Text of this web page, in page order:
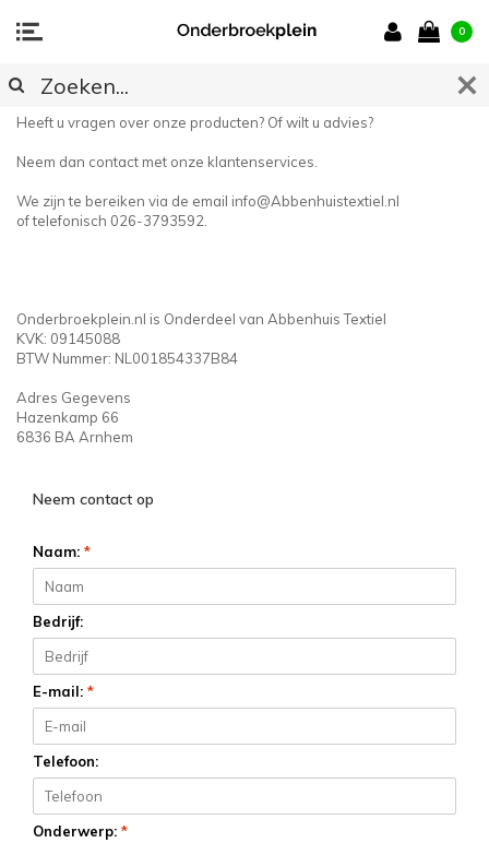
0
CONTACT
Heeft u vragen over onze producten? Of wilt u advies?
Neem dan contact met onze klantenservices.
We zijn te bereiken via de email info@Abbenhuistextiel.nl
of telefonisch 026-3793592.
Onderbroekplein.nl is Onderdeel van Abbenhuis Textiel
KVK: 09145088
BTW Nummer: NL001854337B84
Adres Gegevens
Hazenkamp 66
6836 BA Arnhem
Neem contact op
Naam: *
Bedrijf:
E-mail: *
Telefoon:
Onderwerp: *